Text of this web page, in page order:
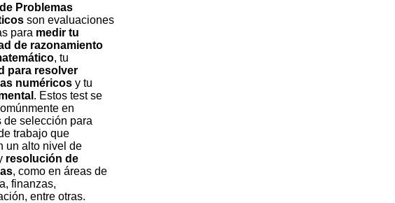
Problemas
son evaluaciones
para medir tu
de razonamiento
, tu
para resolver
numéricos y tu
. Estos test se
en
de selección para
trabajo que
un alto nivel de
resolución de
, como en áreas de
finanzas,
entre otras.